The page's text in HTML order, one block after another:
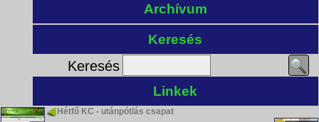
Archívum
Keresés
Keresés
Linkek
Hétfő KC - utánpótlás csapat